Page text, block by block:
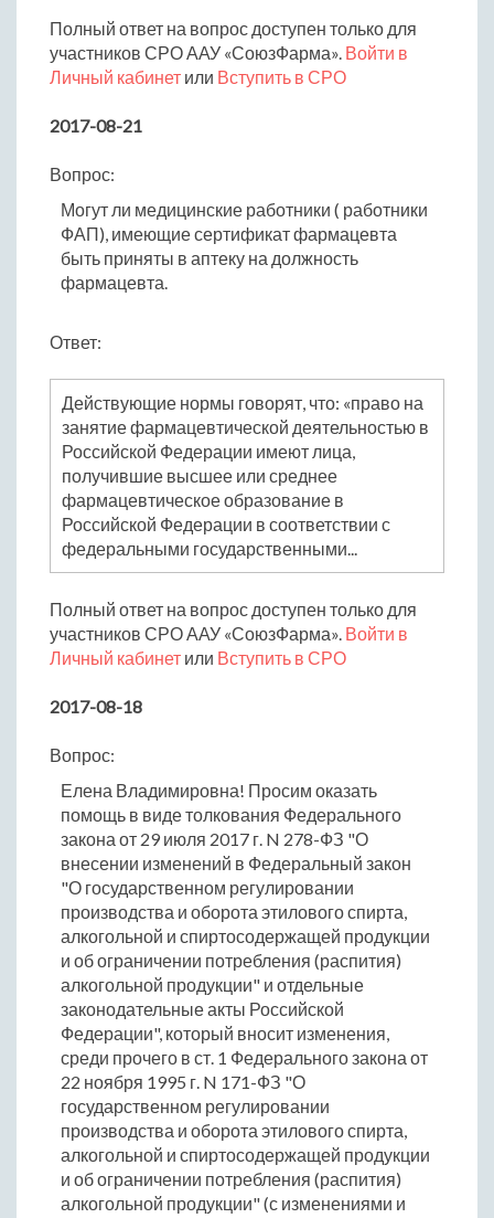
Полный ответ на вопрос доступен только для
участников СРО ААУ «СоюзФарма». Войти в
Личный кабинет или Вступить в СРО
2017-08-21
Вопрос:
Могут ли медицинские работники ( работники
ФАП), имеющие сертификат фармацевта
быть приняты в аптеку на должность
фармацевта.
Ответ:
Действующие нормы говорят, что: «право на
занятие фармацевтической деятельностью в
Российской Федерации имеют лица,
получившие высшее или среднее
фармацевтическое образование в
Российской Федерации в соответствии с
федеральными государственными...
Полный ответ на вопрос доступен только для
участников СРО ААУ «СоюзФарма». Войти в
Личный кабинет или Вступить в СРО
2017-08-18
Вопрос:
Елена Владимировна! Просим оказать
помощь в виде толкования Федерального
закона от 29 июля 2017 г. N 278-ФЗ "О
внесении изменений в Федеральный закон
"О государственном регулировании
производства и оборота этилового спирта,
алкогольной и спиртосодержащей продукции
и об ограничении потребления (распития)
алкогольной продукции" и отдельные
законодательные акты Российской
Федерации", который вносит изменения,
среди прочего в ст. 1 Федерального закона от
22 ноября 1995 г. N 171-ФЗ "О
государственном регулировании
производства и оборота этилового спирта,
алкогольной и спиртосодержащей продукции
и об ограничении потребления (распития)
алкогольной продукции" (с изменениями и